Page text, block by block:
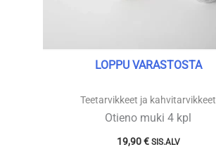
LOPPU VARASTOSTA
Teetarvikkeet ja kahvitarvikkeet
Otieno muki 4 kpl
19,90€ SIS.ALV